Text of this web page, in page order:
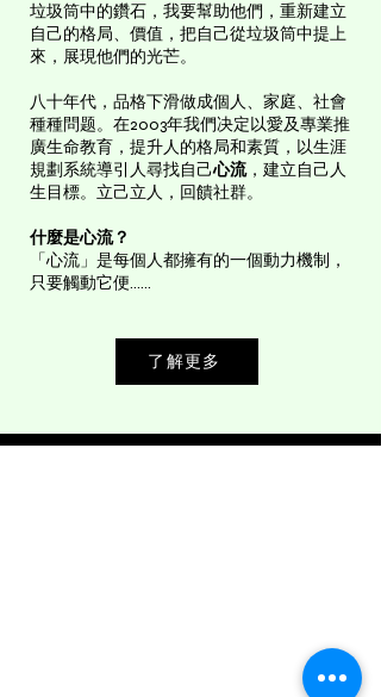
垃圾筒中的鑽石，我要幫助他們，重新建立
自己的格局、價值，把自己從垃圾筒中提上
來，展現他們的光芒。
八十年代，品格下滑做成個人、家庭、社會
種種問题。在2003年我們决定以愛及專業推
廣生命教育，提升人的格局和素質，以生涯
規劃系統導引人尋找自己心流，建立自己人
生目標。立己立人，回饋社群。
​什麼是心流？
​「心流」是每個人都擁有的一個動力機制，
只要觸動它便......
了解更多